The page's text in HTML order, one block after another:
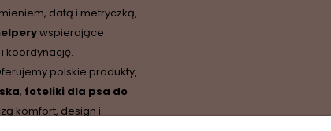
datą i metryczką,
wspierające
koordynację.
polskie produkty,
, foteliki dla psa do
komfort, design i
O NAS